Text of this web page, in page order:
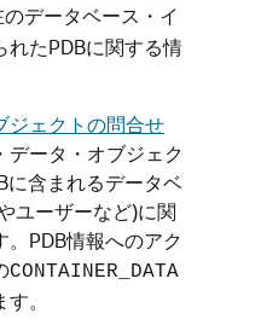
データベース・イ
れたPDBに関する情
ジェクトの問合せ
データ・オブジェク
に含まれるデータベ
ユーザーなど)に関
PDB情報へのアク
CONTAINER_DATA
。